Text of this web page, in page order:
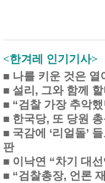
<한겨레 인기기사>
■ 나를 키운 것은 열
■ 설리, 그와 함께
■ “검찰 가장 추악
■ 한국당, 또 당원
■ 국감에 ‘리얼돌’
판
■ 이낙연 “차기 대
■ “검찰총장, 언론